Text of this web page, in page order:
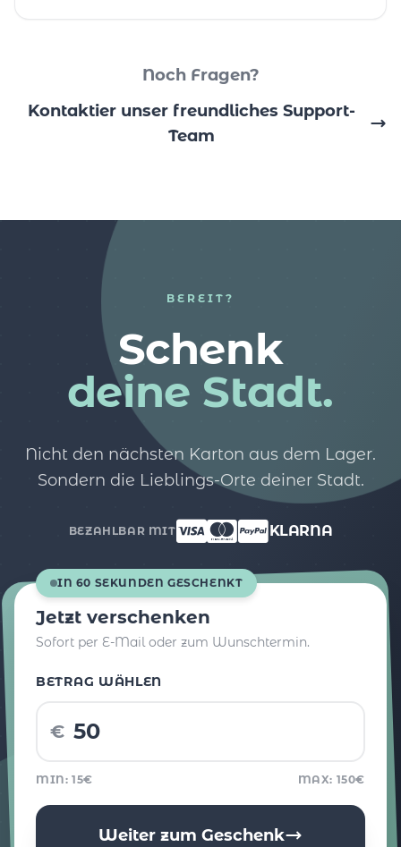
Noch Fragen?
Kontaktier unser freundliches Support-
Team
BEREIT?
Schenk
deine Stadt.
Nicht den nächsten Karton aus dem Lager.
Sondern die Lieblings-Orte deiner Stadt.
BEZAHLBAR MIT KLARNA
IN 60 SEKUNDEN GESCHENKT
Jetzt verschenken
Sofort per E-Mail oder zum Wunschtermin.
BETRAG WÄHLEN
€
MIN: 15€ MAX: 150€
Weiter zum Geschenk